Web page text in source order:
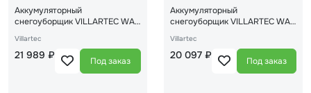
Аккумуляторный
снегоуборщик VILLARTEC WA
Villartec
21 989 ₽ Под заказ
Аккумуляторный
снегоуборщик VILLARTEC WA
Villartec
20 097 ₽ Под заказ